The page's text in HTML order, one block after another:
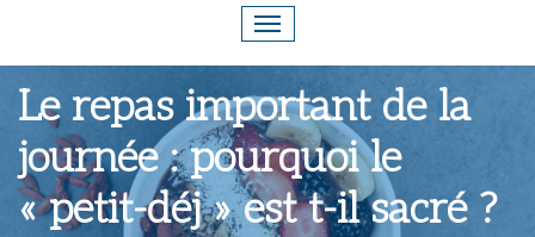
Le repas important de la
journée : pourquoi le
« petit-déj » est t-il sacré ?